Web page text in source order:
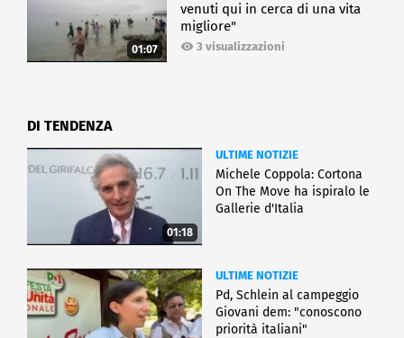
01:07
venuti qui in cerca di una vita
migliore"
3 visualizzazioni
DI TENDENZA
01:18
ULTIME NOTIZIE
Michele Coppola: Cortona
On The Move ha ispiralo le
Gallerie d'Italia
ULTIME NOTIZIE
Pd, Schlein al campeggio
Giovani dem: "conoscono
priorità italiani"